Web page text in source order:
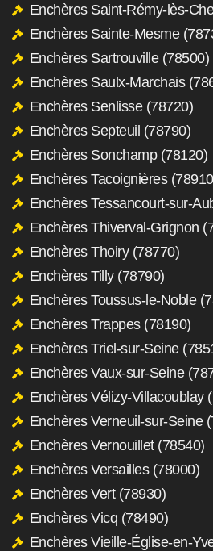
Enchères Saint-Rémy-lès-
Enchères Sainte-Mesme
Enchères Sartrouville (78500)
Enchères Saulx-Marchais
Enchères Senlisse (78720)
Enchères Septeuil (78790)
Enchères Sonchamp (78120)
Enchères Tacoignières
Enchères Tessancourt-sur-
Enchères Thiverval-Grignon
Enchères Thoiry (78770)
Enchères Tilly (78790)
Enchères Toussus-le-Noble
Enchères Trappes (78190)
Enchères Triel-sur-Seine
Enchères Vaux-sur-Seine
Enchères Vélizy-Villacoublay
Enchères Verneuil-sur-Seine
Enchères Vernouillet (78540)
Enchères Versailles (78000)
Enchères Vert (78930)
Enchères Vicq (78490)
Enchères Vieille-Église-en-